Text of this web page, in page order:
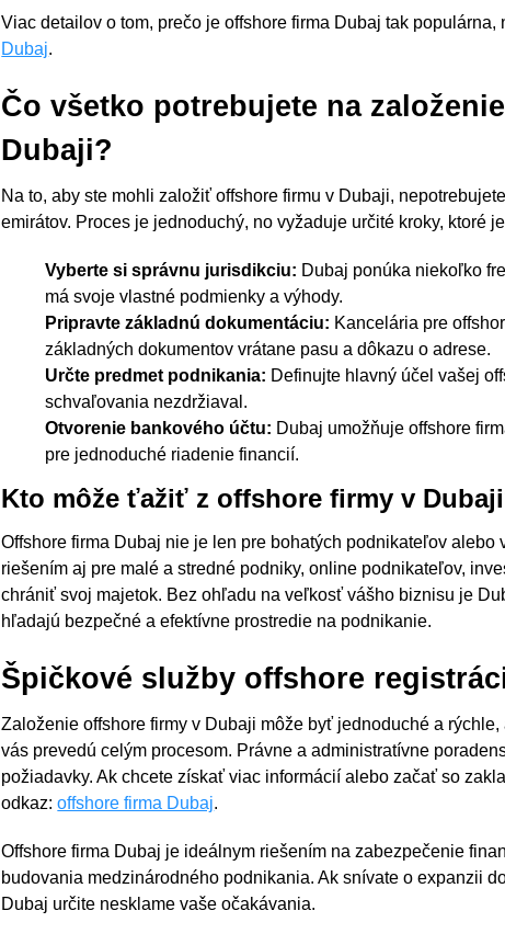
Viac detailov o tom, prečo je offshore firma Dubaj tak
Dubaj.
Čo všetko potrebujete na
Dubaji?
Na to, aby ste mohli založiť offshore firmu v Dubaji,
emirátov. Proces je jednoduchý, no vyžaduje určité kroky, ktoré
Vyberte si správnu jurisdikciu: Dubaj ponúka niekoľko
má svoje vlastné podmienky a výhody.
Pripravte základnú dokumentáciu: Kancelária pre
základných dokumentov vrátane pasu a dôkazu o adrese.
Určte predmet podnikania: Definujte hlavný účel vašej
schvaľovania nezdržiaval.
Otvorenie bankového účtu: Dubaj umožňuje offshore
pre jednoduché riadenie financií.
Kto môže ťažiť z offshore firmy v
Offshore firma Dubaj nie je len pre bohatých podnikateľov
riešením aj pre malé a stredné podniky, online podnikateľov,
chrániť svoj majetok. Bez ohľadu na veľkosť vášho biznisu je
hľadajú bezpečné a efektívne prostredie na podnikanie.
Špičkové služby offshore
Založenie offshore firmy v Dubaji môže byť jednoduché a
vás prevedú celým procesom. Právne a administratívne
požiadavky. Ak chcete získať viac informácií alebo začať so
odkaz:offshore firma Dubaj.
Offshore firma Dubaj je ideálnym riešením na zabezpečenie
budovania medzinárodného podnikania. Ak snívate o expanzii
Dubaj určite nesklame vaše očakávania.